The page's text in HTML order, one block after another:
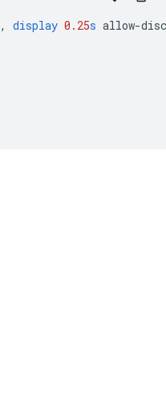
, display 0.25s allow-